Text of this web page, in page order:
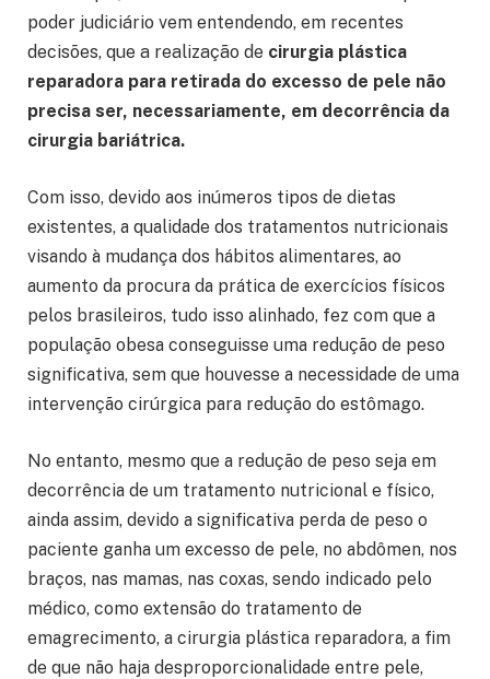
poder judiciário vem entendendo, em recentes
decisões, que a realização de cirurgia plástica
reparadora para retirada do excesso de pele não
precisa ser, necessariamente, em decorrência da
cirurgia bariátrica.
Com isso, devido aos inúmeros tipos de dietas
existentes, a qualidade dos tratamentos nutricionais
visando à mudança dos hábitos alimentares, ao
aumento da procura da prática de exercícios físicos
pelos brasileiros, tudo isso alinhado, fez com que a
população obesa conseguisse uma redução de peso
significativa, sem que houvesse a necessidade de uma
intervenção cirúrgica para redução do estômago.
No entanto, mesmo que a redução de peso seja em
decorrência de um tratamento nutricional e físico,
ainda assim, devido a significativa perda de peso o
paciente ganha um excesso de pele, no abdômen, nos
braços, nas mamas, nas coxas, sendo indicado pelo
médico, como extensão do tratamento de
emagrecimento, a cirurgia plástica reparadora, a fim
de que não haja desproporcionalidade entre pele,